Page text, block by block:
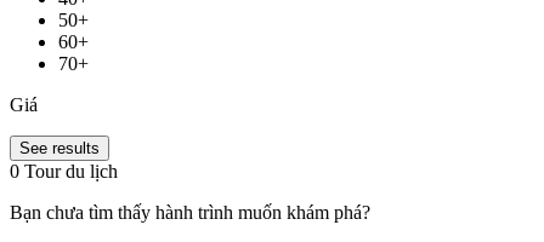
50+
60+
70+
Giá
See results
0 Tour du lịch
Bạn chưa tìm thấy hành trình muốn khám phá?